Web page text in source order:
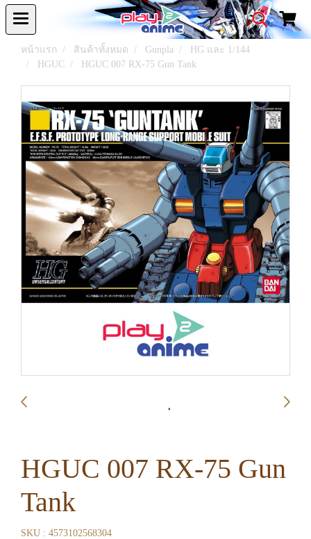
หน้าแรก สินค้าทั้งหมด Gunpla
HG และ 1/144
HGUC
HGUC 007 RX-75 Gun Tank
HGUC 007 RX-75 Gun
Tank
SKU : 4573102568304